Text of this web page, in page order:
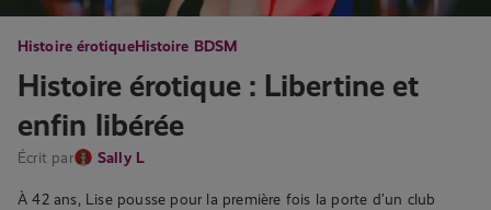
Histoire érotiqueHistoire BDSM
Histoire érotique : Libertine et
enfin libérée
Écrit par Sally L
À 42 ans, Lise pousse pour la première fois la porte d’un club